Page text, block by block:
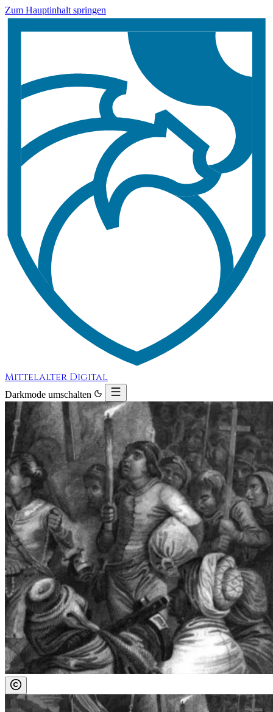
Zum Hauptinhalt springen
Mittelalter Digital
Darkmode umschalten